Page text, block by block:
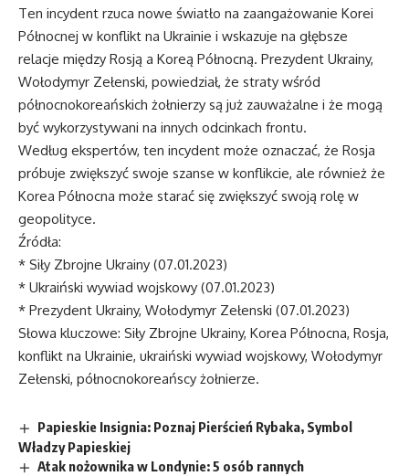
Ten incydent rzuca nowe światło na zaangażowanie Korei
Północnej w konflikt na Ukrainie i wskazuje na głębsze
relacje między Rosją a Koreą Północną. Prezydent Ukrainy,
Wołodymyr Zełenski, powiedział, że straty wśród
północnokoreańskich żołnierzy są już zauważalne i że mogą
być wykorzystywani na innych odcinkach frontu.
Według ekspertów, ten incydent może oznaczać, że Rosja
próbuje zwiększyć swoje szanse w konflikcie, ale również że
Korea Północna może starać się zwiększyć swoją rolę w
geopolityce.
Źródła:
* Siły Zbrojne Ukrainy (07.01.2023)
* Ukraiński wywiad wojskowy (07.01.2023)
* Prezydent Ukrainy, Wołodymyr Zełenski (07.01.2023)
Słowa kluczowe: Siły Zbrojne Ukrainy, Korea Północna, Rosja,
konflikt na Ukrainie, ukraiński wywiad wojskowy, Wołodymyr
Zełenski, północnokoreańscy żołnierze.
Papieskie Insignia: Poznaj Pierścień Rybaka, Symbol
Władzy Papieskiej
Atak nożownika w Londynie: 5 osób rannych